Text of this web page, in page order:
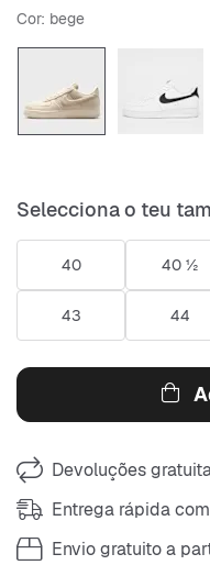
Cor: bege
Selecciona o teu
40 40 ½
43 44
Devoluções
Entrega rápida
Envio gratuito a